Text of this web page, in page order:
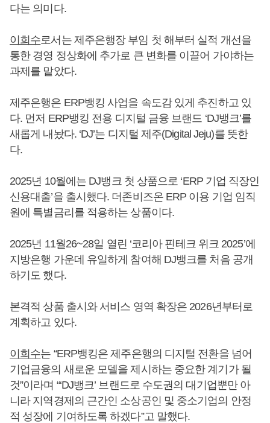
다는 의미다.
이희수로서는 제주은행장 부임 첫 해부터 실적 개선을
통한 경영 정상화에 추가로 큰 변화를 이끌어 가야하는
과제를 맡았다.
제주은행은 ERP뱅킹 사업을 속도감 있게 추진하고 있
다. 먼저 ERP뱅킹 전용 디지털 금융 브랜드 ‘DJ뱅크’를
새롭게 내놨다. ‘DJ’는 디지털 제주(Digital Jeju)를 뜻한
다.
2025년 10월에는 DJ뱅크 첫 상품으로 ‘ERP 기업 직장인
신용대출’을 출시했다. 더존비즈온 ERP 이용 기업 임직
원에 특별금리를 적용하는 상품이다.
2025년 11월26~28일 열린 ‘코리아 핀테크 위크 2025’에
지방은행 가운데 유일하게 참여해 DJ뱅크를 처음 공개
하기도 했다.
본격적 상품 출시와 서비스 영역 확장은 2026년부터로
계획하고 있다.
이희수는 “ERP뱅킹은 제주은행의 디지털 전환을 넘어
기업금융의 새로운 모델을 제시하는 중요한 계기가 될
것”이라며 “‘DJ뱅크’ 브랜드로 수도권의 대기업뿐만 아
니라 지역경제의 근간인 소상공인 및 중소기업의 안정
적 성장에 기여하도록 하겠다”고 말했다.